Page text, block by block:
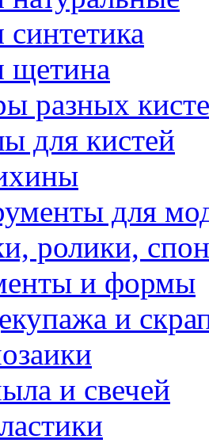
щетина
разных
для кистей
для
ролики,
и формы
и
и свечей